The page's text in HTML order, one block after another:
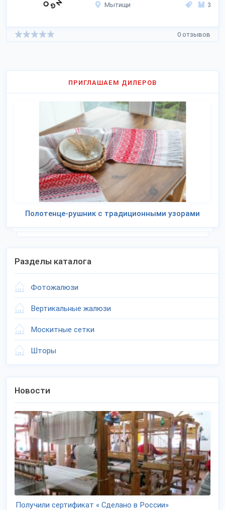
Мытищи 3
0 отзывов
ПРИГЛАШАЕМ ДИЛЕРОВ
Полотенце-рушник с традиционными узорами
Разделы каталога
Фотожалюзи
Вертикальные жалюзи
Москитные сетки
Шторы
Новости
Получили сертификат « Сделано в России»